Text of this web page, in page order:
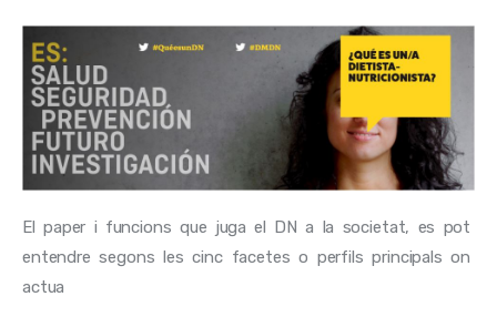
El paper i funcions que juga el DN a la societat, es pot
entendre segons les cinc facetes o perfils principals on
actua